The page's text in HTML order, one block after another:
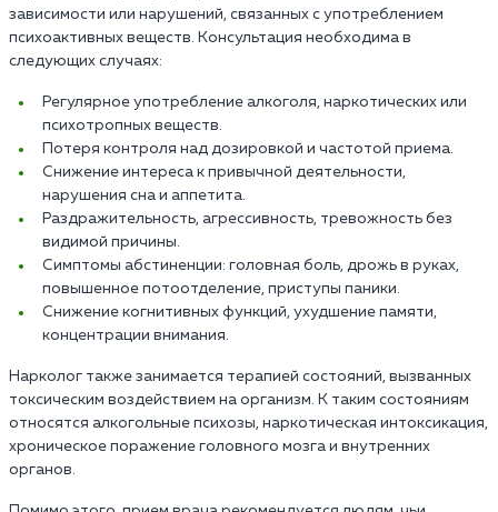
зависимости или нарушений, связанных с употреблением
психоактивных веществ. Консультация необходима в
следующих случаях:
Регулярное употребление алкоголя, наркотических или
психотропных веществ.
Потеря контроля над дозировкой и частотой приема.
Снижение интереса к привычной деятельности,
нарушения сна и аппетита.
Раздражительность, агрессивность, тревожность без
видимой причины.
Симптомы абстиненции: головная боль, дрожь в руках,
повышенное потоотделение, приступы паники.
Снижение когнитивных функций, ухудшение памяти,
концентрации внимания.
Нарколог также занимается терапией состояний, вызванных
токсическим воздействием на организм. К таким состояниям
относятся алкогольные психозы, наркотическая интоксикация,
хроническое поражение головного мозга и внутренних
органов.